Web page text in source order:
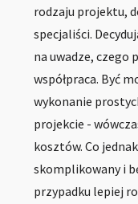
rodzaju projektu,
specjaliści.
na uwadze, czego
współpraca. Być
wykonanie
projekcie -
kosztów. Co
skomplikowany i
przypadku lepiej